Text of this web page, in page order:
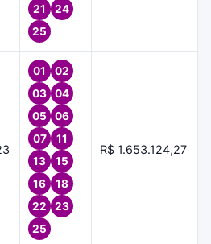
21
24
25
01
02
03
04
05
06
07
11
13
15
16
18
22
23
25
R$ 1.653.124,27